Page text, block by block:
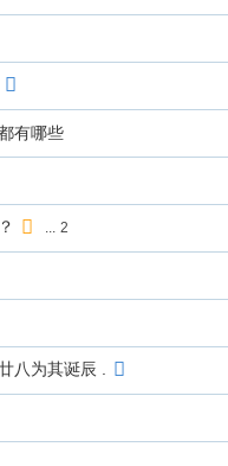
有哪些
... 2
八为其诞辰 .